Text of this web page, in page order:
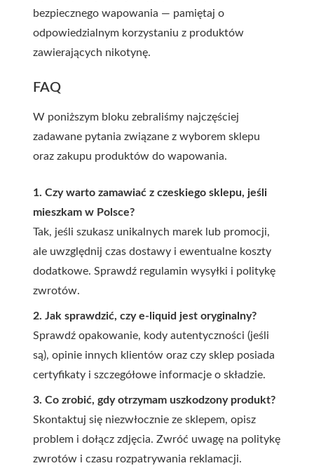
bezpiecznego wapowania — pamiętaj o
odpowiedzialnym korzystaniu z produktów
zawierających nikotynę.
FAQ
W poniższym bloku zebraliśmy najczęściej
zadawane pytania związane z wyborem sklepu
oraz zakupu produktów do wapowania.
1. Czy warto zamawiać z czeskiego sklepu, jeśli
mieszkam w Polsce?
Tak, jeśli szukasz unikalnych marek lub promocji,
ale uwzględnij czas dostawy i ewentualne koszty
dodatkowe. Sprawdź regulamin wysyłki i politykę
zwrotów.
2. Jak sprawdzić, czy e-liquid jest oryginalny?
Sprawdź opakowanie, kody autentyczności (jeśli
są), opinie innych klientów oraz czy sklep posiada
certyfikaty i szczegółowe informacje o składzie.
3. Co zrobić, gdy otrzymam uszkodzony produkt?
Skontaktuj się niezwłocznie ze sklepem, opisz
problem i dołącz zdjęcia. Zwróć uwagę na politykę
zwrotów i czasu rozpatrywania reklamacji.